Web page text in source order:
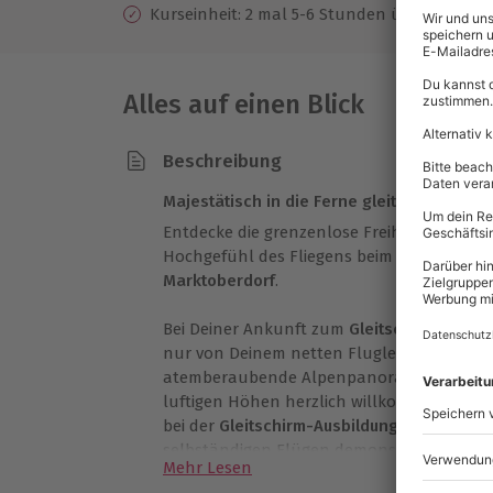
Kurseinheit: 2 mal 5-6 Stunden über 2 Tage
Alles auf einen Blick
Beschreibung
Majestätisch in die Ferne gleiten
Entdecke die grenzenlose Freiheit aus
Hochgefühl des Fliegens beim
Marktoberdorf.
Bei Deiner Ankunft zum Gleitschirmfliegen
nur von Deinem netten Fluglehrer
atemberaubende Alpenpanorama heißt
luftigen Höhen herzlich willkommen. Auf
bei der Gleitschirm-Ausbildung
, an deren
selbständigen Flügen demonstrieren
Mehr Lesen